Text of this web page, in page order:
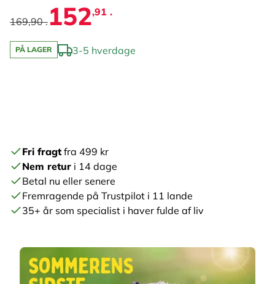
169,90 . 152,91 .
PÅ LAGER 3-5 hverdage
Fri fragtfra 499 kr
Nem retur i 14 dage
Betal nu eller senere
Fremragende på Trustpilot i 11 lande
35+ år som specialist i haver fulde af liv